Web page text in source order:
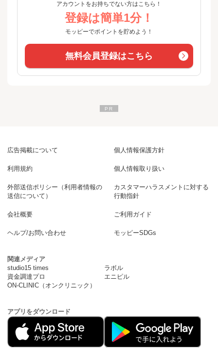
アカウントをお持ちでない方はこちら！
登録は簡単1分！
モッピーでポイントを貯めよう！
無料会員登録はこちら
広告掲載について 個人情報保護方針
利用規約 個人情報取り扱い
外部送信ポリシー（利用者情報の
送信について）
カスタマーハラスメントに対する
行動指針
会社概要 ご利用ガイド
ヘルプ/お問い合わせ モッピーSDGs
関連メディア
studio15 times
ラボル
資金調達プロ
エニピル
ON-CLINIC（オンクリニック）
アプリをダウンロード